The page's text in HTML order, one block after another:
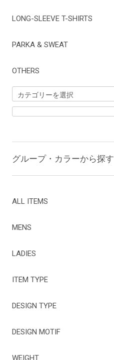
LONG-SLEEVE T-SHIRTS
PARKA & SWEAT
OTHERS
グループ・カラーから探す
ALL ITEMS
MENS
LADIES
ITEM TYPE
DESIGN TYPE
DESIGN MOTIF
WEIGHT